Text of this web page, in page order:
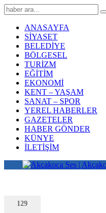
ANASAYFA
SİYASET
BELEDİYE
BÖLGESEL
TURİZM
EĞİTİM
EKONOMİ
KENT – YAŞAM
SANAT – SPOR
YEREL HABERLER
GAZETELER
HABER GÖNDER
KÜNYE
İLETİŞİM
129